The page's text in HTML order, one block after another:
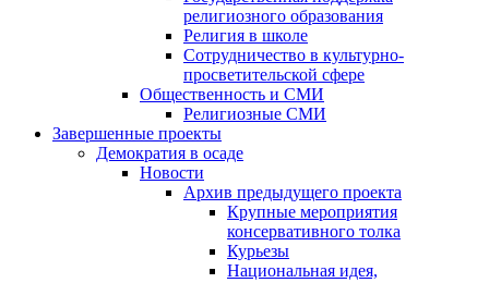
религиозного образования
Религия в школе
Сотрудничество в культурно-
просветительской сфере
Общественность и СМИ
Религиозные СМИ
Завершенные проекты
Демократия в осаде
Новости
Архив предыдущего проекта
Крупные мероприятия
консервативного толка
Курьезы
Национальная идея,